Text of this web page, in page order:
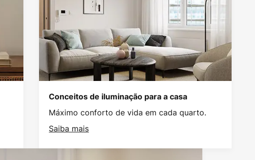
Conceitos de iluminação para a casa
Máximo conforto de vida em cada quarto.
Saiba mais